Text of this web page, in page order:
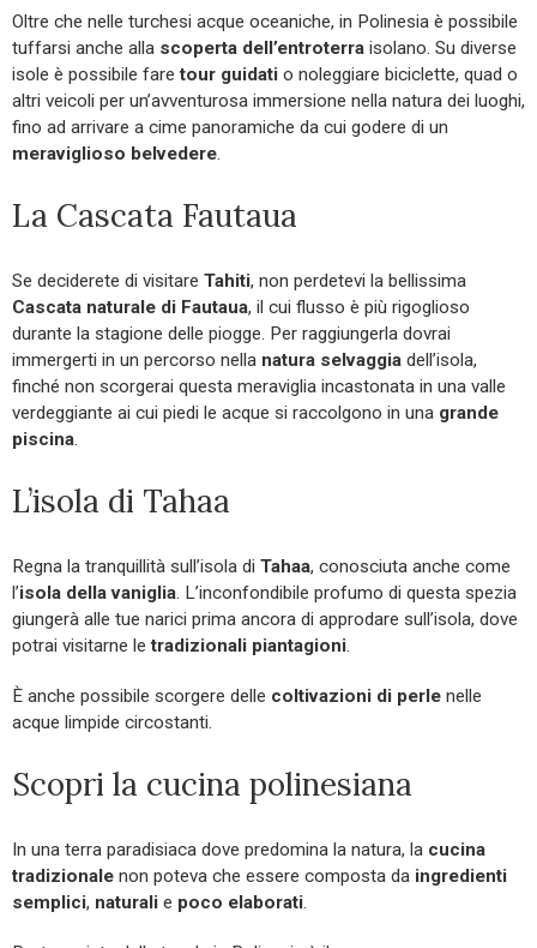
Oltre che nelle turchesi acque oceaniche, in Polinesia è possibile
tuffarsi anche alla scoperta dell’entroterra isolano. Su diverse
isole è possibile faretour guidati o noleggiare biciclette, quad o
altri veicoli per un’avventurosa immersione nella natura dei luoghi,
fino ad arrivare a cime panoramiche da cui godere di un
meraviglioso belvedere.
La Cascata Fautaua
Se deciderete di visitare Tahiti, non perdetevi la bellissima
Cascata naturale di Fautaua, il cui flusso è più rigoglioso
durante la stagione delle piogge. Per raggiungerla dovrai
immergerti in un percorso nella natura selvaggia dell’isola,
finché non scorgerai questa meraviglia incastonata in una valle
verdeggiante ai cui piedi le acque si raccolgono in una grande
piscina.
L’isola di Tahaa
Regna la tranquillità sull’isola di Tahaa, conosciuta anche come
l’isola della vaniglia. L’inconfondibile profumo di questa spezia
giungerà alle tue narici prima ancora di approdare sull’isola, dove
potrai visitarne letradizionali piantagioni.
È anche possibile scorgere delle coltivazioni di perle nelle
acque limpide circostanti.
Scopri la cucina polinesiana
In una terra paradisiaca dove predomina la natura, la cucina
tradizionale non poteva che essere composta da ingredienti
semplici, naturali e poco elaborati.